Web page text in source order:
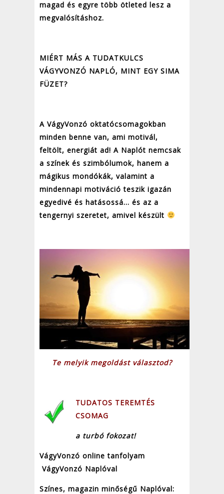
magad és egyre több ötleted lesz a
megvalósításhoz.
MIÉRT MÁS A TUDATKULCS
VÁGYVONZÓ NAPLÓ, MINT EGY SIMA
FÜZET?
A VágyVonzó oktatócsomagokban
minden benne van, ami motivál,
feltölt, energiát ad! A Naplót nemcsak
a színek és szimbólumok, hanem a
mágikus mondókák, valamint a
mindennapi motiváció teszik igazán
egyedivé és hatásossá… és az a
tengernyi szeretet, amivel készült
Te melyik megoldást választod?
TUDATOS TEREMTÉS
CSOMAG
a turbó fokozat!
VágyVonzó online tanfolyam
VágyVonzó Naplóval
Színes, magazin minőségű Naplóval: